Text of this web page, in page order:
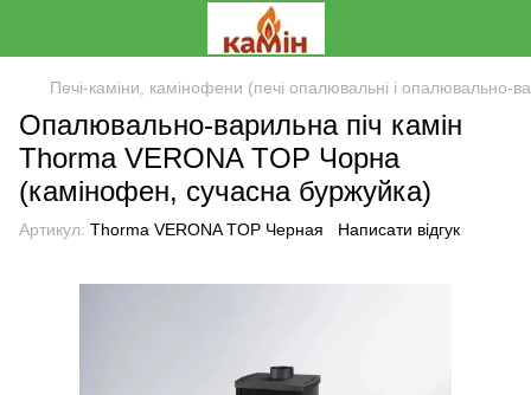
Печі-каміни, камінофени (печі опалювальні і опалювально-
Опалювально-варильна піч камін
Thorma VERONA TOP Чорна
(камінофен, сучасна буржуйка)
Артикул: Thorma VERONA TOP Черная Написати відгук